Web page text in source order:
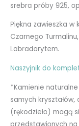
srebra próby 925,
Piękna zawieszka w
Czarnego
Labradorytem.
Naszyjnik do
*Kamienie
samych
(rękodzieło) mogą
przedstawionych na